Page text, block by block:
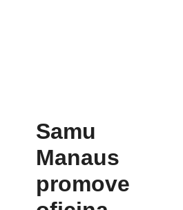
Samu
Manaus
promove